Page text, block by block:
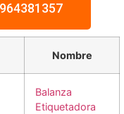
Nombre
Balanza
Etiquetadora